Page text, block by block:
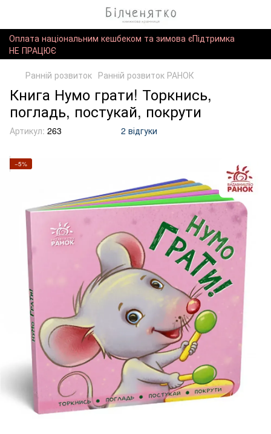
Оплата національним кешбеком та зимова єПідтримка
НЕ ПРАЦЮЄ
Ранній розвиток Ранній розвиток РАНОК
Книга Нумо грати! Торкнись,
погладь, постукай, покрути
Артикул: 263 2 відгуки
−5%